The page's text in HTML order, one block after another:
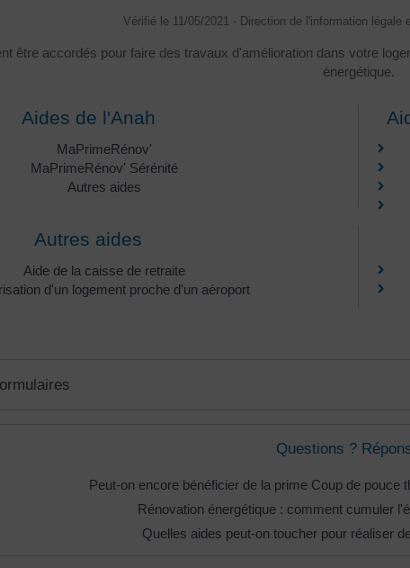
Vérifié le 11/05/2021 - Direction de l'information légale
être accordés pour faire des travaux d'amélioration dans votre
énergétique.
Aides de l'Anah
MaPrimeRénov'
MaPrimeRénov' Sérénité
Autres aides
Autres aides
Aide de la caisse de retraite
d'un logement proche d'un aéroport
Questions ?
Peut-on encore bénéficier de la prime Coup de pouce
Rénovation énergétique : comment cumuler
Quelles aides peut-on toucher pour réaliser